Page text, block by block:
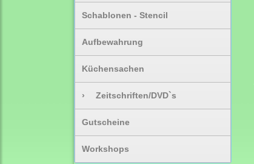
Schablonen - Stencil
Aufbewahrung
Küchensachen
› Zeitschriften/DVD`s
Gutscheine
Workshops